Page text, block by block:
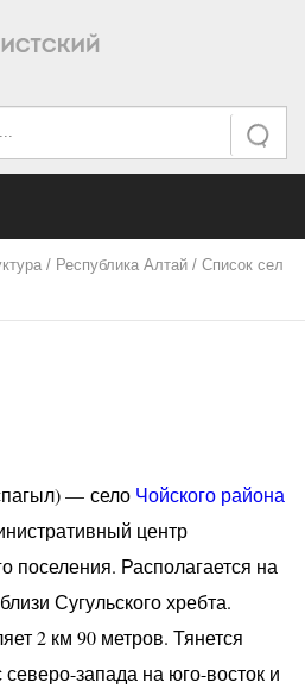
Искать
/ Республика Алтай / Список сел
— село Чойского района
центр
поселения. Располагается на
Сугульского хребта.
2 км 90 метров. Тянется
запада на юго-восток и